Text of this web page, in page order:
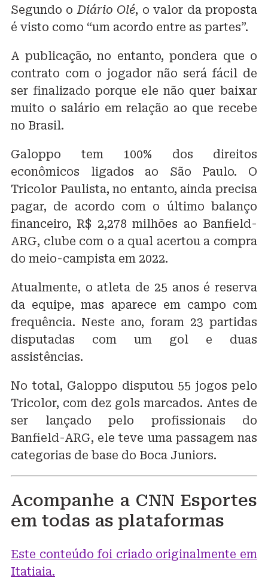
Segundo oDiário Olé, o valor da proposta
é visto como “um acordo entre as partes”.
A publicação, no entanto, pondera que o
contrato com o jogador não será fácil de
ser finalizado porque ele não quer baixar
muito o salário em relação ao que recebe
no Brasil.
Galoppo tem 100% dos direitos
econômicos ligados ao São Paulo. O
Tricolor Paulista, no entanto, ainda precisa
pagar, de acordo com o último balanço
financeiro, R$ 2,278 milhões ao Banfield-
ARG, clube com o a qual acertou a compra
do meio-campista em 2022.
Atualmente, o atleta de 25 anos é reserva
da equipe, mas aparece em campo com
frequência. Neste ano, foram 23 partidas
disputadas com um gol e duas
assistências.
No total, Galoppo disputou 55 jogos pelo
Tricolor, com dez gols marcados. Antes de
ser lançado pelo profissionais do
Banfield-ARG, ele teve uma passagem nas
categorias de base do Boca Juniors.
Acompanhe a CNN Esportes
em todas as plataformas
Este conteúdo foi criado originalmente em
Itatiaia.